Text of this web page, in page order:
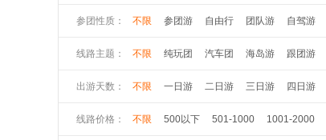
丹巴
参团性质： 不限 参团游 自由行 团队游 自驾游
线路主题： 不限 纯玩团 汽车团 海岛游 跟团游
出游天数： 不限 一日游 二日游 三日游 四日游
线路价格： 不限 500以下 501-1000 1001-2000